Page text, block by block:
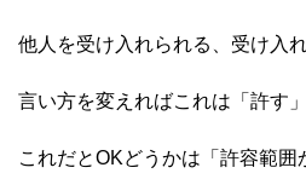
他人を受け入れられる、受け入れ
言い方を変えればこれは「許す
これだとOKどうかは「許容範